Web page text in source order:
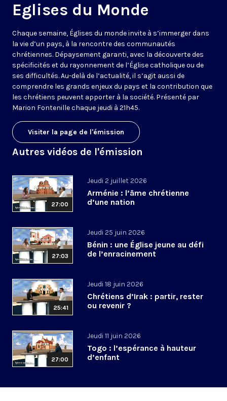
Eglises du Monde
Chaque semaine, Églises du monde invite à s’immerger dans
la vie d’un pays, à la rencontre des communautés
chrétiennes. Dépaysement garanti, avec la découverte des
spécificités et du rayonnement de l’Église catholique ou de
ses difficultés. Au-delà de l’actualité, il s’agit aussi de
comprendre les grands enjeux du pays et la contribution que
les chrétiens peuvent apporter à la société. Présenté par
Marion Fontenille chaque jeudi à 21h45.
Visiter la page de l'émission
Autres vidéos de l'émission
27:00
Jeudi 2 juillet 2026
Arménie : l’âme chrétienne
d’une nation
27:03
Jeudi 25 juin 2026
Bénin : une Église jeune au défi
de l’enracinement
25:41
Jeudi 18 juin 2026
Chrétiens d’Irak : partir, rester
ou revenir ?
27:00
Jeudi 11 juin 2026
Togo : l’espérance à hauteur
d’enfant